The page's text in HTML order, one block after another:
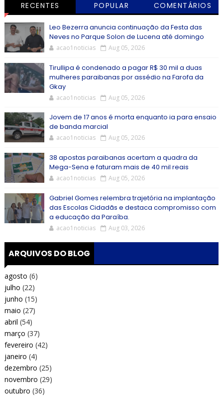
RECENTES POPULAR COMENTÁRIOS
Leo Bezerra anuncia continuação da Festa das
Neves no Parque Solon de Lucena até domingo
acao1noticias Aug 05, 2026
Tirullipa é condenado a pagar R$ 30 mil a duas
mulheres paraibanas por assédio na Farofa da
Gkay
acao1noticias Aug 05, 2026
Jovem de 17 anos é morta enquanto ia para ensaio
de banda marcial
acao1noticias Aug 05, 2026
38 apostas paraibanas acertam a quadra da
Mega-Sena e faturam mais de 40 mil reais
acao1noticias Aug 05, 2026
Gabriel Gomes relembra trajetória na implantação
das Escolas Cidadãs e destaca compromisso com
a educação da Paraíba.
acao1noticias Aug 03, 2026
ARQUIVOS DO BLOG
agosto (6)
julho (22)
junho (15)
maio (27)
abril (54)
março (37)
fevereiro (42)
janeiro (4)
dezembro (25)
novembro (29)
outubro (36)